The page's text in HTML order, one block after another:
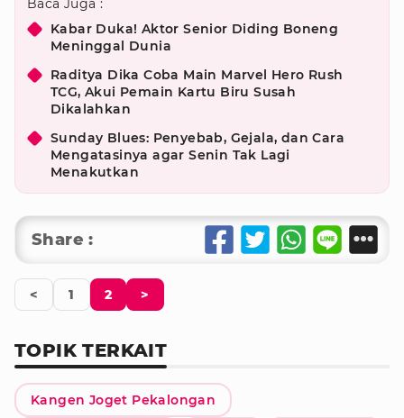
Baca Juga :
Kabar Duka! Aktor Senior Diding Boneng
Meninggal Dunia
Raditya Dika Coba Main Marvel Hero Rush
TCG, Akui Pemain Kartu Biru Susah
Dikalahkan
Sunday Blues: Penyebab, Gejala, dan Cara
Mengatasinya agar Senin Tak Lagi
Menakutkan
Share :
< 1 2 >
TOPIK TERKAIT
Kangen Joget Pekalongan